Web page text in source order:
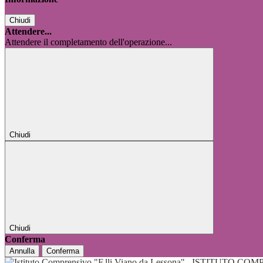
Chiudi
Attendere...
Attendere il completamento dell'operazione...
Chiudi
Chiudi
Conferma
Annulla Conferma